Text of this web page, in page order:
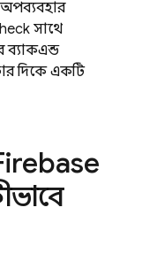
সাথে
ব্যাকএন্ড
দিকে একটি